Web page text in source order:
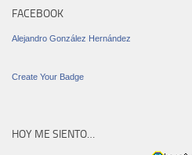
FACEBOOK
Alejandro González Hernández
Create Your Badge
HOY ME SIENTO…